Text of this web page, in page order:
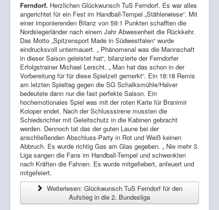
Ferndorf. Herzlichen Glückwunsch TuS Ferndorf. Es war alles
angerichtet für ein Fest im Handball-Tempel „Stählerwiese“. Mit
einer imponierenden Bilanz von 59:1 Punkten schafften die
Nordsiegerländer nach einem Jahr Abwesenheit die Rückkehr.
Das Motto „Spitzensport Made in Südwestfalen“ wurde
eindrucksvoll untermauert. „ Phänomenal was die Mannschaft
in dieser Saison geleistet hat“, bilanzierte der Ferndorfer
Erfolgstrainer Michael Lerscht. „ Man hat das schon in der
Vorbereitung für für diese Spielzeit gemerkt“. Ein 18:18 Remis
am letzten Spieltag gegen die SG Schalksmühle/Halver
bedeutete dann nur die fast perfekte Saison. Ein
hochemotionales Spiel was mit der roten Karte für Branimir
Koloper endet. Nach der Schlusssirene mussten die
Schiedsrichter mit Geleitschutz in die Kabinen gebracht
werden. Dennoch tat das der guten Laune bei der
anschließenden Abschluss-Party in Rot und Weiß keinen
Abbruch. Es wurde richtig Gas am Glas gegeben. „ Nie mehr 3.
Liga sangen die Fans im Handball-Tempel und schwenkten
nach Kräften die Fahnen. Es wurde mitgefiebert, anfeuert und
mitgefeiert.
Weiterlesen: Glückwunsch TuS Ferndorf für den
Aufstieg in die 2. Bundesliga